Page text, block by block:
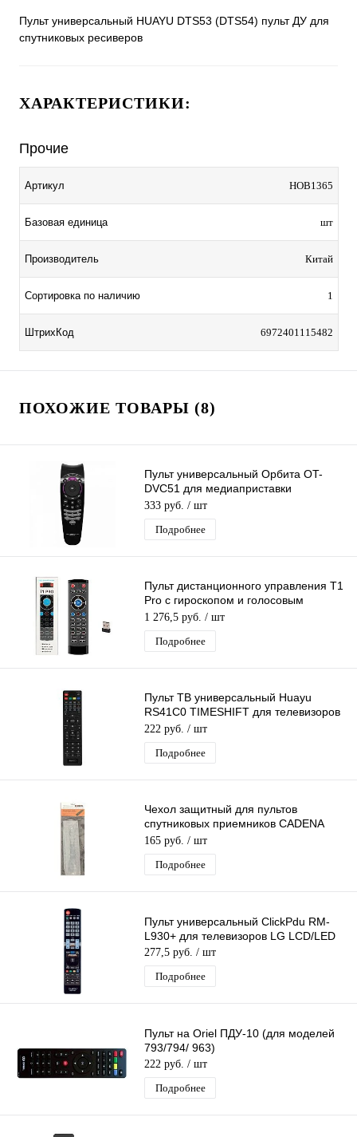
Пульт универсальный HUAYU DTS53 (DTS54) пульт ДУ для
спутниковых ресиверов
ХАРАКТЕРИСТИКИ:
Прочие
Артикул HOB1365
Базовая единица шт
Производитель Китай
Сортировка по наличию 1
ШтрихКод 6972401115482
ПОХОЖИЕ ТОВАРЫ (8)
Пульт универсальный Орбита OT-
DVC51 для медиаприставки
Ростелеком
333 руб. / шт
Подробнее
Пульт дистанционного управления T1
Pro с гироскопом и голосовым
управлением + подсветка 2.4G
1 276,5 руб. / шт
Подробнее
Пульт ТВ универсальный Huayu
RS41C0 TIMESHIFT для телевизоров
Vekta, ECON, Shivaki, FUSION, VITYAZ
222 руб. / шт
Подробнее
Чехол защитный для пультов
спутниковых приемников CADENA
CS1-8306 силиконовый
165 руб. / шт
Подробнее
Пульт универсальный ClickPdu RM-
L930+ для телевизоров LG LCD/LED
277,5 руб. / шт
Подробнее
Пульт на Oriel ПДУ-10 (для моделей
793/794/ 963)
222 руб. / шт
Подробнее